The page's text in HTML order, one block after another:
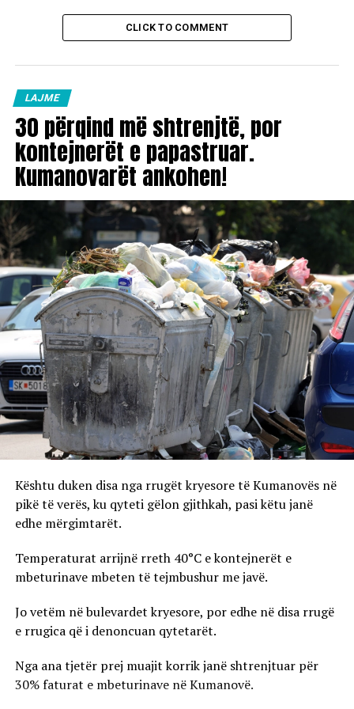
CLICK TO COMMENT
LAJME
30 përqind më shtrenjtë, por
kontejnerët e papastruar.
Kumanovarët ankohen!
Kështu duken disa nga rrugët kryesore të Kumanovës në
pikë të verës, ku qyteti gëlon gjithkah, pasi këtu janë
edhe mërgimtarët.
Temperaturat arrijnë rreth 40°C e kontejnerët e
mbeturinave mbeten të tejmbushur me javë.
Jo vetëm në bulevardet kryesore, por edhe në disa rrugë
e rrugica që i denoncuan qytetarët.
Nga ana tjetër prej muajit korrik janë shtrenjtuar për
30% faturat e mbeturinave në Kumanovë.